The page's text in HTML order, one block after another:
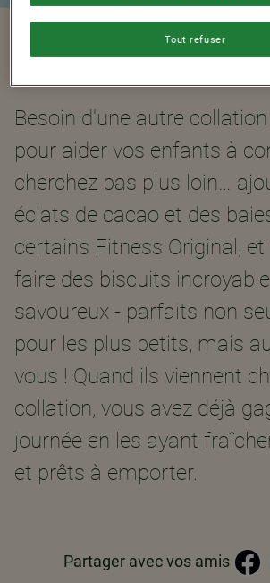
Besoin d'une autre
pour aider vos enfants à
cherchez pas plus loin…
éclats de cacao et des
certains Fitness Original,
faire des biscuits
savoureux - parfaits non
pour les plus petits, mais
vous ! Quand ils viennent
collation, vous avez déjà
journée en les ayant
et prêts à emporter.
Partager avec vos amis
Tout refuser